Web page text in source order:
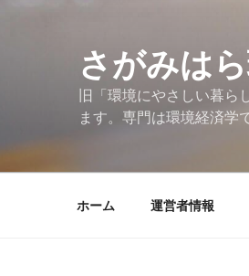
さがみは
旧「環境にやさしい暮
ます。専門は環境経済学
ホーム 運営者情報